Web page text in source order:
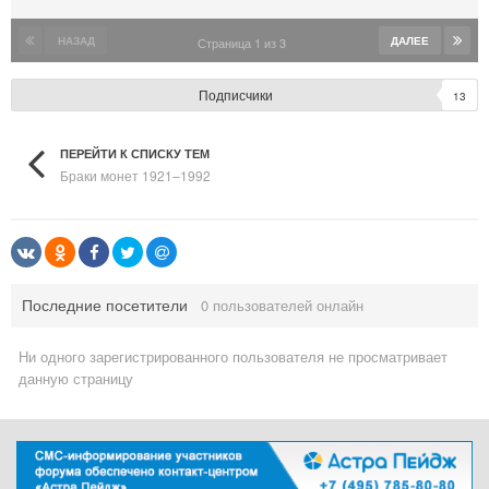
НАЗАД ДАЛЕЕ
Страница 1 из 3
Подписчики 13
ПЕРЕЙТИ К СПИСКУ ТЕМ
Браки монет 1921–1992
Последние посетители 0 пользователей онлайн
Ни одного зарегистрированного пользователя не просматривает
данную страницу